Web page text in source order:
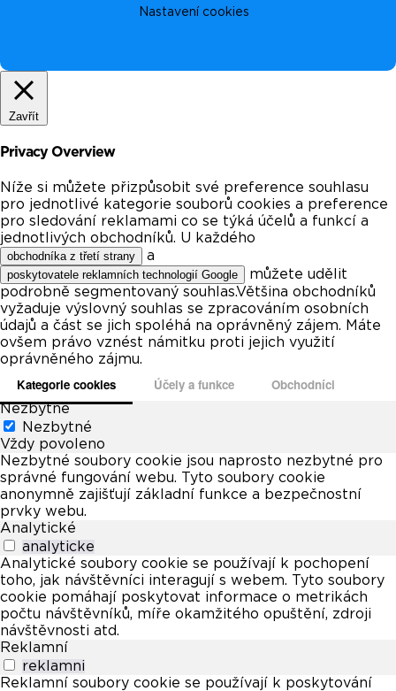
Nastavení cookies
Zavřít
Privacy Overview
Níže si můžete přizpůsobit své preference souhlasu
pro jednotlivé kategorie souborů cookies a preference
pro sledování reklamami co se týká účelů a funkcí a
jednotlivých obchodníků. U každého
obchodníka z třetí strany a
poskytovatele reklamních technologií Google
můžete udělit
podrobně segmentovaný souhlas.Většina obchodníků
vyžaduje výslovný souhlas se zpracováním osobních
údajů a část se jich spoléhá na oprávněný zájem. Máte
ovšem právo vznést námitku proti jejich využití
oprávněného zájmu.
Kategorie cookies Účely a funkce Obchodníci
Nezbytné
Nezbytné
Vždy povoleno
Nezbytné soubory cookie jsou naprosto nezbytné pro
správné fungování webu. Tyto soubory cookie
anonymně zajišťují základní funkce a bezpečnostní
prvky webu.
Analytické
analyticke
Analytické soubory cookie se používají k pochopení
toho, jak návštěvníci interagují s webem. Tyto soubory
cookie pomáhají poskytovat informace o metrikách
počtu návštěvníků, míře okamžitého opuštění, zdroji
návštěvnosti atd.
Reklamní
reklamni
Reklamní soubory cookie se používají k poskytování